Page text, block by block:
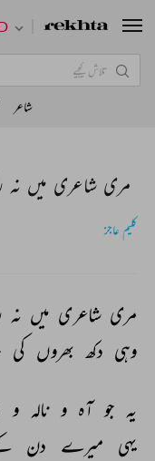
مری شاعری میں نہ
کلیم عاجز
مری شاعری میں نہ
وہی دکھ بھروں کی
یہ جو آہ و نالہ و
یہی میرے دن
شاعر